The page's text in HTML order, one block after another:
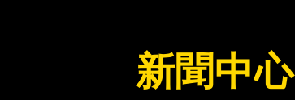
新聞中心